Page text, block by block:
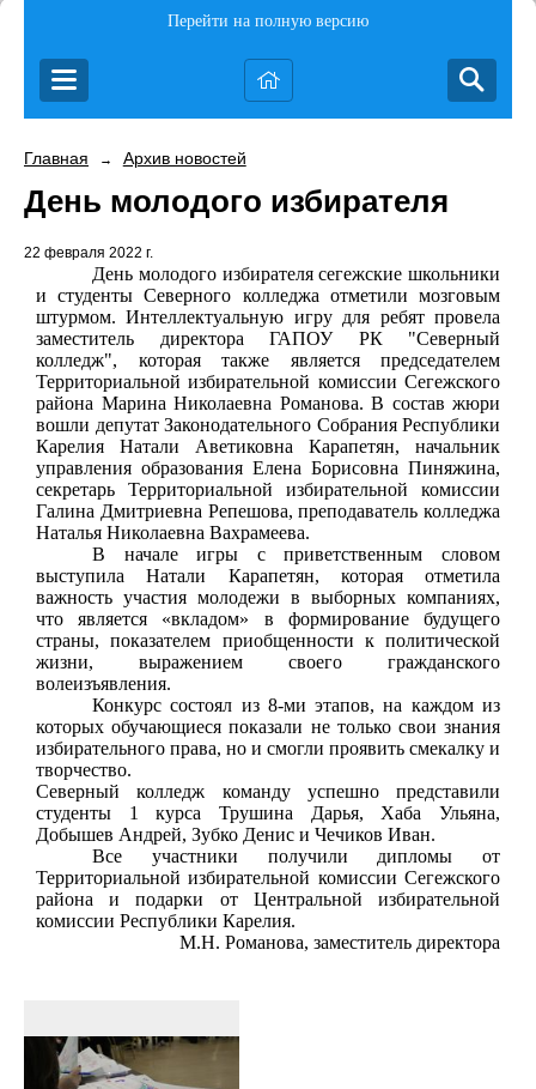
Перейти на полную версию
Главная → Архив новостей
День молодого избирателя
22 февраля 2022 г.
День молодого избирателя сегежские школьники
и студенты Северного колледжа отметили мозговым
штурмом. Интеллектуальную игру для ребят провела
заместитель директора ГАПОУ РК "Северный
колледж", которая также является председателем
Территориальной избирательной комиссии Сегежского
района Марина Николаевна Романова. В состав жюри
вошли депутат Законодательного Собрания Республики
Карелия Натали Аветиковна Карапетян, начальник
управления образования Елена Борисовна Пиняжина,
секретарь Территориальной избирательной комиссии
Галина Дмитриевна Репешова, преподаватель колледжа
Наталья Николаевна Вахрамеева.
В начале игры с приветственным словом
выступила Натали Карапетян, которая отметила
важность участия молодежи в выборных компаниях,
что является «вкладом» в формирование будущего
страны, показателем приобщенности к политической
жизни, выражением своего гражданского
волеизъявления.
Конкурс состоял из 8-ми этапов, на каждом из
которых обучающиеся показали не только свои знания
избирательного права, но и смогли проявить смекалку и
творчество.
Северный колледж команду успешно представили
студенты 1 курса Трушина Дарья, Хаба Ульяна,
Добышев Андрей, Зубко Денис и Чечиков Иван.
Все участники получили дипломы от
Территориальной избирательной комиссии Сегежского
района и подарки от Центральной избирательной
комиссии Республики Карелия.
М.Н. Романова, заместитель директора